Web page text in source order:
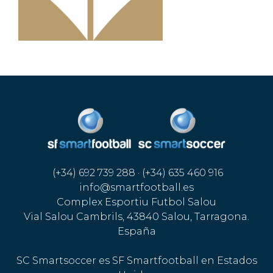
(+34) 692 739 288 · (+34) 635 460 916
info@smartfootball.es
Complex Esportiu Futbol Salou
Vial Salou Cambrils, 43840 Salou, Tarragona.
España
SC Smartsoccer es SF Smartfootball en Estados